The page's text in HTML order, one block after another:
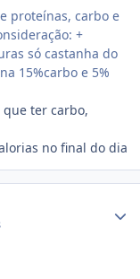
proteínas, carbo e
+
só castanha do
15%carbo e 5%
ter carbo,
no final do dia